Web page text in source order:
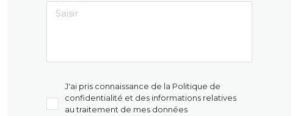
J'ai pris connaissance de la Politique de
confidentialité et des informations relatives
au traitement de mes données